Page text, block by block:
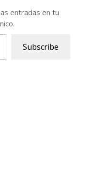
entradas en tu
Subscribe